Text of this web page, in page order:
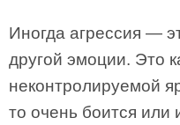
Иногда агрессия —
другой эмоции. Это
неконтролируемой
то очень боится или